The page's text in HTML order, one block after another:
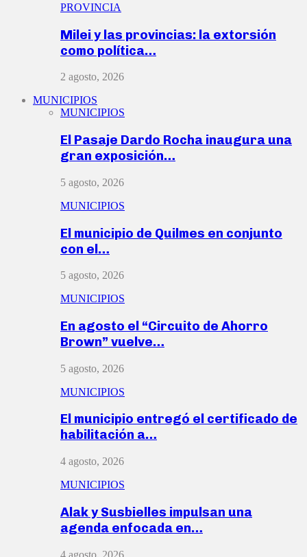
PROVINCIA
Milei y las provincias: la extorsión
como política…
2 agosto, 2026
MUNICIPIOS
MUNICIPIOS
El Pasaje Dardo Rocha inaugura una
gran exposición…
5 agosto, 2026
MUNICIPIOS
El municipio de Quilmes en conjunto
con el…
5 agosto, 2026
MUNICIPIOS
En agosto el “Circuito de Ahorro
Brown” vuelve…
5 agosto, 2026
MUNICIPIOS
El municipio entregó el certificado de
habilitación a…
4 agosto, 2026
MUNICIPIOS
Alak y Susbielles impulsan una
agenda enfocada en…
4 agosto, 2026